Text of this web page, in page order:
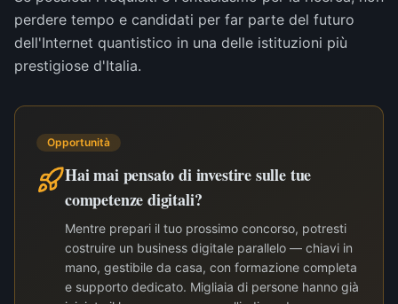
perdere tempo e candidati per far parte del futuro
dell'Internet quantistico in una delle istituzioni più
prestigiose d'Italia.
Opportunità
Hai mai pensato di investire sulle tue
competenze digitali?
Mentre prepari il tuo prossimo concorso, potresti
costruire un business digitale parallelo — chiavi in
mano, gestibile da casa, con formazione completa
e supporto dedicato. Migliaia di persone hanno già